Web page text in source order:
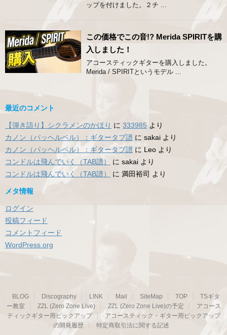
ップを付けました。２チ ...
この価格でこの音!? Merida SPIRITを購
入しました！
アコースティックギターを購入しました。
Merida / SPIRITというモデル ...
最近のコメント
【弾き語り】シクラメンのかほり に 333985 より
カノン（パッヘルベル）：ギタータブ譜 に sakai より
カノン（パッヘルベル）：ギタータブ譜 に Leo より
コンドルは飛んでいく（TAB譜）
に sakai より
コンドルは飛んでいく（TAB譜）
に 満田裕司 より
メタ情報
ログイン
投稿フィード
コメントフィード
WordPress.org
BLOG Discography LINK Mail SiteMap TOP
TSギタ
ー教室
ZZL (Zero Zone Live) ZZL (Zero Zone Live)の予定
アコース
ティックギター用ピックアップ
アコースティック・ギター用ピックアップ
の開発履歴
特定商取引法に関する記述